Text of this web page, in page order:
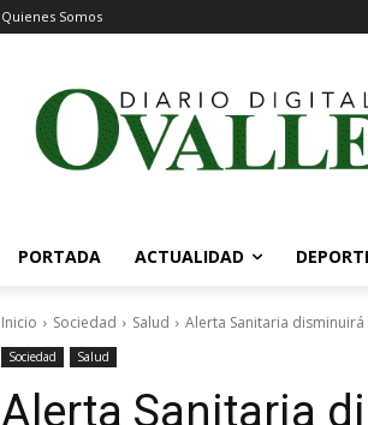
Quienes Somos
PORTADA ACTUALIDAD
Inicio Sociedad Salud Alerta Sanitaria
Sociedad Salud
Alerta Sanitaria